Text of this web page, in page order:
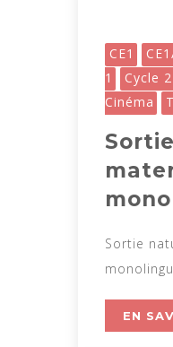
CE1
1
Cycle 2
Cinéma
Sortie
EN